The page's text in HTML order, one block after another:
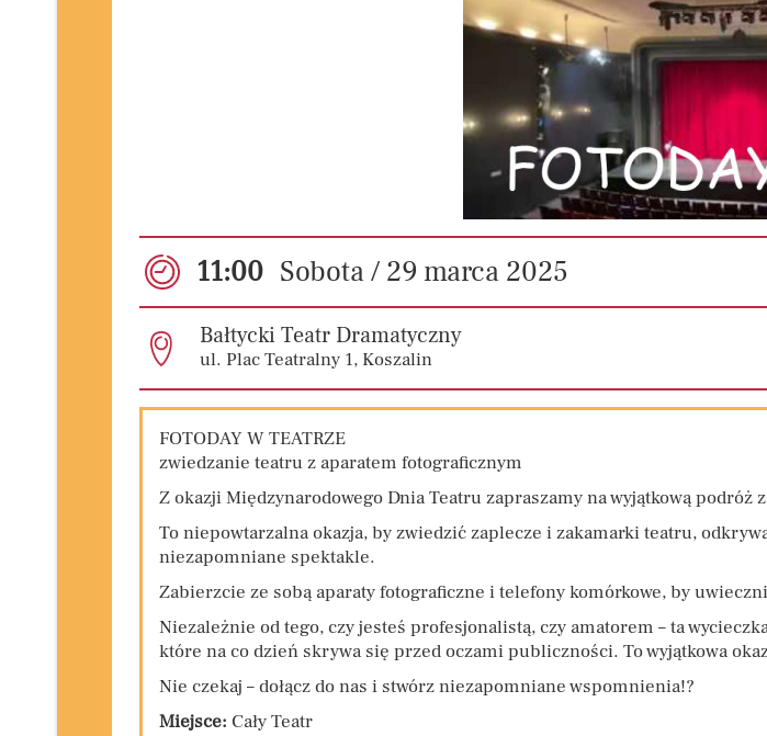
11:00 Sobota / 29 marca 2025
Bałtycki Teatr Dramatyczny
ul. Plac Teatralny 1, Koszalin
FOTODAY W TEATRZE
zwiedzanie teatru z aparatem fotograficznym
Z okazji Międzynarodowego Dnia Teatru zapraszamy na wyjątkową podróż
To niepowtarzalna okazja, by zwiedzić zaplecze i zakamarki teatru,
niezapomniane spektakle.
Zabierzcie ze sobą aparaty fotograficzne i telefony komórkowe, by
Niezależnie od tego, czy jesteś profesjonalistą, czy amatorem – ta
które na co dzień skrywa się przed oczami publiczności. To wyjątkowa
Nie czekaj – dołącz do nas i stwórz niezapomniane wspomnienia!?
Miejsce: Cały Teatr